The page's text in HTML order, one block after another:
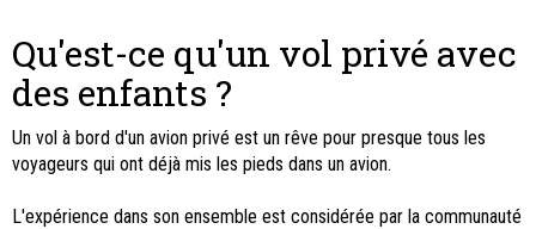
Qu'est-ce qu'un vol privé avec
des enfants ?
Un vol à bord d'un avion privé est un rêve pour presque tous les
voyageurs qui ont déjà mis les pieds dans un avion.
L'expérience dans son ensemble est considérée par la communauté